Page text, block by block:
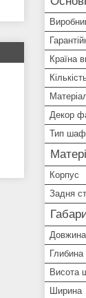
Країна
Декор
Тип
Корпус
Задня
Висота
Ширина